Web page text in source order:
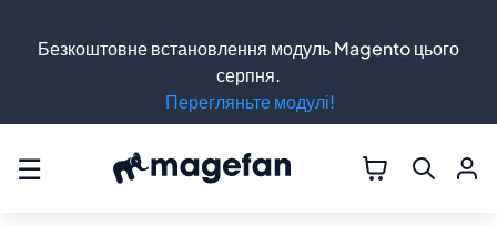
☰
Безкоштовне встановлення модуль Magento цього
серпня.
Перегляньте модулі!